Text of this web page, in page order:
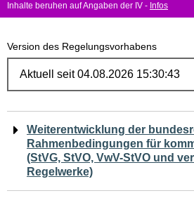
Inhalte beruhen auf Angaben der IV - Infos
Version des Regelungsvorhabens
Navigation
für
den
Weiterentwicklung der
Rahmenbedingungen für
(StVG, StVO, VwV-StVO und
Regelwerke)